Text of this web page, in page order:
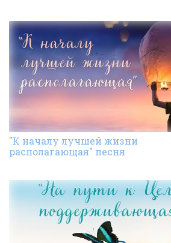
"К началу лучшей жизни
располагающая" песня